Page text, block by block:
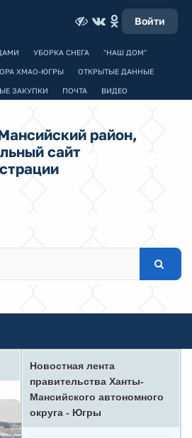
Войти
УБОРКА СНЕГА "НАШ ДОМ"
ХМАО-ЮГРЫ ОТКРЫТЫЕ ДАННЫЕ
ЗАКУПКИ ПОЧТА ВИДЕО
район,
сайт
Новостная лента
правительства Ханты-
Мансийского автономного
округа - Югры